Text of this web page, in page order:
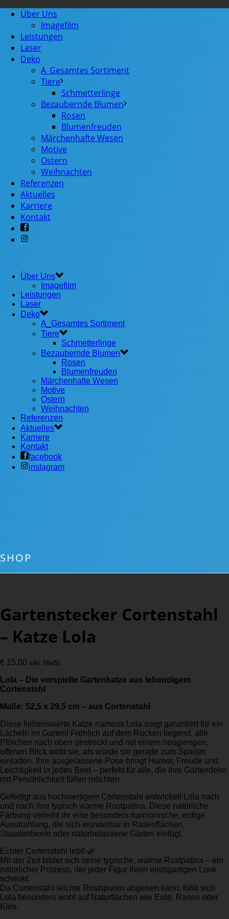
Über Uns
Imagefilm
Leistungen
Laser
Deko
A_Gesamtes Sortiment
Tiere
Schmetterlinge
Bezaubernde Blumen
Rosen
Blumenfreuden
Märchenhafte Wesen
Motive
Ostern
Weihnachten
Referenzen
Aktuelles
Karriere
Kontakt
Über Uns
Imagefilm
Leistungen
Laser
Deko
A_Gesamtes Sortiment
Tiere
Schmetterlinge
Bezaubernde Blumen
Rosen
Blumenfreuden
Märchenhafte Wesen
Motive
Ostern
Weihnachten
Referenzen
Aktuelles
Karriere
Kontakt
facebook
instagram
SHOP
Gartenstecker Cortenstahl
– Katze Lola
€ 15,00 inkl. MwSt.
Lola – Die verspielte Gartenkatze aus lebendigem
Cortenstahl
Maße: 52,5 x 29,5 cm – aus Cortenstahl
Diese liebenswerte Katze namens Lola sorgt garantiert für ein
Lächeln im Garten! Fröhlich auf dem Rücken liegend, alle
Pfötchen nach oben gestreckt und mit einem neugierigen,
offenen Blick wirkt sie, als würde sie gerade zum Spielen
einladen. Ihre ausgelassene Pose bringt Humor, Freude und
Leichtigkeit in jedes Beet – perfekt für alle, die ihre Gartendeko
mit Persönlichkeit füllen möchten.
Gefertigt aus hochwertigem Cortenstahl entwickelt Lola nach
und nach ihre typisch warme Rostpatina. Diese natürliche
Färbung verleiht ihr eine besonders harmonische, erdige
Ausstrahlung, die sich wunderbar in Rasenflächen,
Staudenbeete oder naturbelassene Gärten einfügt.
Echter Cortenstahl lebt! 🌿
Mit der Zeit bildet sich seine typische, warme Rostpatina – ein
natürlicher Prozess, der jeder Figur ihren einzigartigen Look
schenkt.
Da Cortenstahl leichte Rostspuren abgeben kann, fühlt sich
Lola besonders wohl auf Naturflächen wie Erde, Rasen oder
Kies.